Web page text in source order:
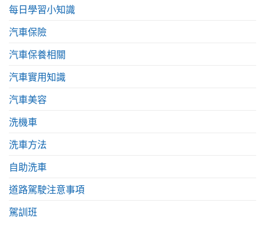
每日學習小知識
汽車保險
汽車保養相關
汽車實用知識
汽車美容
洗機車
洗車方法
自助洗車
道路駕駛注意事項
駕訓班